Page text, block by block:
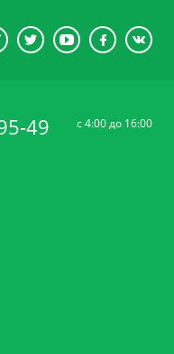
49 c 4:00 до 16:00